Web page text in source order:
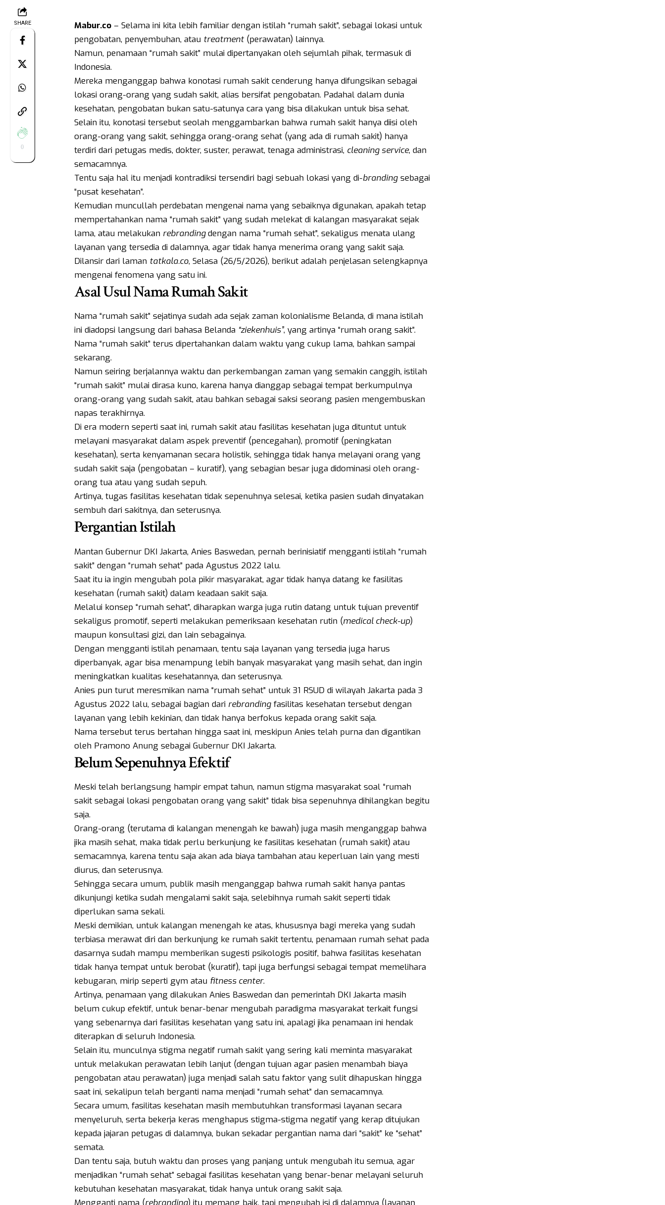
SHARE
0
Mabur.co– Selama ini kita lebih familiar dengan istilah “rumah sakit”, sebagai lokasi untuk
pengobatan, penyembuhan, atau treatment(perawatan) lainnya.
Namun, penamaan “rumah sakit” mulai dipertanyakan oleh sejumlah pihak, termasuk di
Indonesia.
Mereka menganggap bahwa konotasi rumah sakit cenderung hanya difungsikan sebagai
lokasi orang-orang yang sudah sakit, alias bersifat pengobatan. Padahal dalam dunia
kesehatan, pengobatan bukan satu-satunya cara yang bisa dilakukan untuk bisa sehat.
Selain itu, konotasi tersebut seolah menggambarkan bahwa rumah sakit hanya diisi oleh
orang-orang yang sakit, sehingga orang-orang sehat (yang ada di rumah sakit) hanya
terdiri dari petugas medis, dokter, suster, perawat, tenaga administrasi, cleaning service, dan
semacamnya.
Tentu saja hal itu menjadi kontradiksi tersendiri bagi sebuah lokasi yang di-brandingsebagai
“pusat kesehatan”.
Kemudian muncullah perdebatan mengenai nama yang sebaiknya digunakan, apakah tetap
mempertahankan nama “rumah sakit” yang sudah melekat di kalangan masyarakat sejak
lama, atau melakukan rebrandingdengan nama “rumah sehat”, sekaligus menata ulang
layanan yang tersedia di dalamnya, agar tidak hanya menerima orang yang sakit saja.
Dilansir dari laman tatkala.co, Selasa (26/5/2026), berikut adalah penjelasan selengkapnya
mengenai fenomena yang satu ini.
Asal Usul Nama Rumah Sakit
Nama “rumah sakit” sejatinya sudah ada sejak zaman kolonialisme Belanda, di mana istilah
ini diadopsi langsung dari bahasa Belanda “ziekenhuis”, yang artinya “rumah orang sakit”.
Nama “rumah sakit” terus dipertahankan dalam waktu yang cukup lama, bahkan sampai
sekarang.
Namun seiring berjalannya waktu dan perkembangan zaman yang semakin canggih, istilah
“rumah sakit” mulai dirasa kuno, karena hanya dianggap sebagai tempat berkumpulnya
orang-orang yang sudah sakit, atau bahkan sebagai saksi seorang pasien mengembuskan
napas terakhirnya.
Di era modern seperti saat ini, rumah sakit atau fasilitas kesehatan juga dituntut untuk
melayani masyarakat dalam aspek preventif (pencegahan), promotif (peningkatan
kesehatan), serta kenyamanan secara holistik, sehingga tidak hanya melayani orang yang
sudah sakit saja (pengobatan – kuratif), yang sebagian besar juga didominasi oleh orang-
orang tua atau yang sudah sepuh.
Artinya, tugas fasilitas kesehatan tidak sepenuhnya selesai, ketika pasien sudah dinyatakan
sembuh dari sakitnya, dan seterusnya.
Pergantian Istilah
Mantan Gubernur DKI Jakarta, Anies Baswedan, pernah berinisiatif mengganti istilah “rumah
sakit” dengan “rumah sehat” pada Agustus 2022 lalu.
Saat itu ia ingin mengubah pola pikir masyarakat, agar tidak hanya datang ke fasilitas
kesehatan (rumah sakit) dalam keadaan sakit saja.
Melalui konsep “rumah sehat”, diharapkan warga juga rutin datang untuk tujuan preventif
sekaligus promotif, seperti melakukan pemeriksaan kesehatan rutin (medical check-up)
maupun konsultasi gizi, dan lain sebagainya.
Dengan mengganti istilah penamaan, tentu saja layanan yang tersedia juga harus
diperbanyak, agar bisa menampung lebih banyak masyarakat yang masih sehat, dan ingin
meningkatkan kualitas kesehatannya, dan seterusnya.
Anies pun turut meresmikan nama “rumah sehat” untuk 31 RSUD di wilayah Jakarta pada 3
Agustus 2022 lalu, sebagai bagian dari rebrandingfasilitas kesehatan tersebut dengan
layanan yang lebih kekinian, dan tidak hanya berfokus kepada orang sakit saja.
Nama tersebut terus bertahan hingga saat ini, meskipun Anies telah purna dan digantikan
oleh Pramono Anung sebagai Gubernur DKI Jakarta.
Belum Sepenuhnya Efektif
Meski telah berlangsung hampir empat tahun, namun stigma masyarakat soal “rumah
sakit sebagai lokasi pengobatan orang yang sakit” tidak bisa sepenuhnya dihilangkan begitu
saja.
Orang-orang (terutama di kalangan menengah ke bawah) juga masih menganggap bahwa
jika masih sehat, maka tidak perlu berkunjung ke fasilitas kesehatan (rumah sakit) atau
semacamnya, karena tentu saja akan ada biaya tambahan atau keperluan lain yang mesti
diurus, dan seterusnya.
Sehingga secara umum, publik masih menganggap bahwa rumah sakit hanya pantas
dikunjungi ketika sudah mengalami sakit saja, selebihnya rumah sakit seperti tidak
diperlukan sama sekali.
Meski demikian, untuk kalangan menengah ke atas, khususnya bagi mereka yang sudah
terbiasa merawat diri dan berkunjung ke rumah sakit tertentu, penamaan rumah sehat pada
dasarnya sudah mampu memberikan sugesti psikologis positif, bahwa fasilitas kesehatan
tidak hanya tempat untuk berobat (kuratif), tapi juga berfungsi sebagai tempat memelihara
kebugaran, mirip seperti gym atau fitness center.
Artinya, penamaan yang dilakukan Anies Baswedan dan pemerintah DKI Jakarta masih
belum cukup efektif, untuk benar-benar mengubah paradigma masyarakat terkait fungsi
yang sebenarnya dari fasilitas kesehatan yang satu ini, apalagi jika penamaan ini hendak
diterapkan di seluruh Indonesia.
Selain itu, munculnya stigma negatif rumah sakit yang sering kali meminta masyarakat
untuk melakukan perawatan lebih lanjut (dengan tujuan agar pasien menambah biaya
pengobatan atau perawatan) juga menjadi salah satu faktor yang sulit dihapuskan hingga
saat ini, sekalipun telah berganti nama menjadi “rumah sehat” dan semacamnya.
Secara umum, fasilitas kesehatan masih membutuhkan transformasi layanan secara
menyeluruh, serta bekerja keras menghapus stigma-stigma negatif yang kerap ditujukan
kepada jajaran petugas di dalamnya, bukan sekadar pergantian nama dari “sakit” ke “sehat”
semata.
Dan tentu saja, butuh waktu dan proses yang panjang untuk mengubah itu semua, agar
menjadikan “rumah sehat” sebagai fasilitas kesehatan yang benar-benar melayani seluruh
kebutuhan kesehatan masyarakat, tidak hanya untuk orang sakit saja.